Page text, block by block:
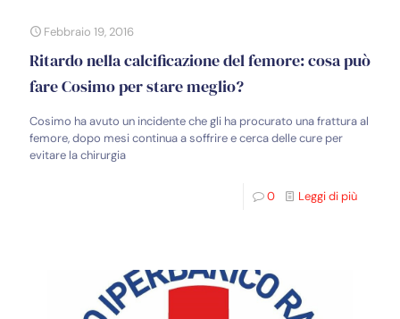
Febbraio 19, 2016
Ritardo nella calcificazione del femore: cosa può
fare Cosimo per stare meglio?
Cosimo ha avuto un incidente che gli ha procurato una frattura al
femore, dopo mesi continua a soffrire e cerca delle cure per
evitare la chirurgia
0 Leggi di più